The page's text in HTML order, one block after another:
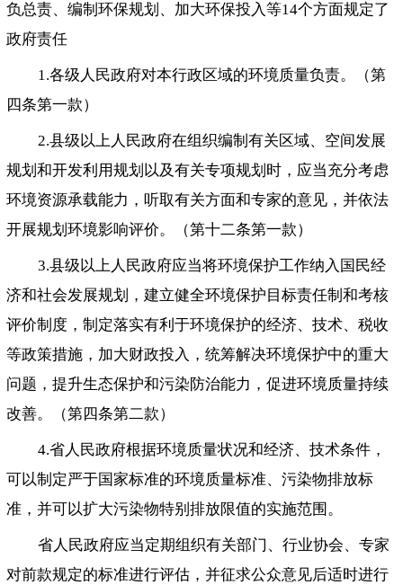
负总责、编制环保规划、加大环保投入等14个方面规定了
政府责任
1.各级人民政府对本行政区域的环境质量负责。（第
四条第一款）
2.县级以上人民政府在组织编制有关区域、空间发展
规划和开发利用规划以及有关专项规划时，应当充分考虑
环境资源承载能力，听取有关方面和专家的意见，并依法
开展规划环境影响评价。（第十二条第一款）
3.县级以上人民政府应当将环境保护工作纳入国民经
济和社会发展规划，建立健全环境保护目标责任制和考核
评价制度，制定落实有利于环境保护的经济、技术、税收
等政策措施，加大财政投入，统筹解决环境保护中的重大
问题，提升生态保护和污染防治能力，促进环境质量持续
改善。（第四条第二款）
4.省人民政府根据环境质量状况和经济、技术条件，
可以制定严于国家标准的环境质量标准、污染物排放标
准，并可以扩大污染物特别排放限值的实施范围。
省人民政府应当定期组织有关部门、行业协会、专家
对前款规定的标准进行评估，并征求公众意见后适时进行